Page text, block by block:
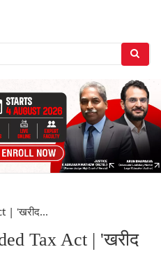
| 'खरीद...
Tax Act | 'खरीद